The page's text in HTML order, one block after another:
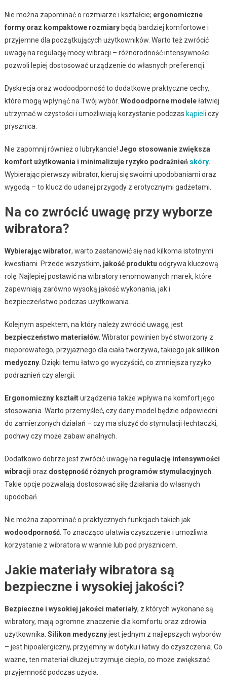
Nie można zapominać o rozmiarze i kształcie; ergonomiczne
formy oraz kompaktowe rozmiarybędą bardziej komfortowe i
przyjemne dla początkujących użytkowników. Warto też zwrócić
uwagę na regulację mocy wibracji – różnorodność intensywności
pozwoli lepiej dostosować urządzenie do własnych preferencji.
Dyskrecja oraz wodoodporność to dodatkowe praktyczne cechy,
które mogą wpłynąć na Twój wybór. Wodoodporne modelełatwiej
utrzymać w czystości i umożliwiają korzystanie podczas kąpieli czy
prysznica.
Nie zapomnij również o lubrykancie! Jego stosowanie zwiększa
komfort użytkowania i minimalizuje ryzyko podrażnień skóry.
Wybierając pierwszy wibrator, kieruj się swoimi upodobaniami oraz
wygodą – to klucz do udanej przygody z erotycznymi gadżetami.
Na co zwrócić uwagę przy wyborze
wibratora?
Wybierając wibrator, warto zastanowić się nad kilkoma istotnymi
kwestiami. Przede wszystkim, jakość produktu odgrywa kluczową
rolę. Najlepiej postawić na wibratory renomowanych marek, które
zapewniają zarówno wysoką jakość wykonania, jak i
bezpieczeństwo podczas użytkowania.
Kolejnym aspektem, na który należy zwrócić uwagę, jest
bezpieczeństwo materiałów. Wibrator powinien być stworzony z
nieporowatego, przyjaznego dla ciała tworzywa, takiego jak silikon
medyczny. Dzięki temu łatwo go wyczyścić, co zmniejsza ryzyko
podrażnień czy alergii.
Ergonomiczny kształturządzenia także wpływa na komfort jego
stosowania. Warto przemyśleć, czy dany model będzie odpowiedni
do zamierzonych działań – czy ma służyć do stymulacji łechtaczki,
pochwy czy może zabaw analnych.
Dodatkowo dobrze jest zwrócić uwagę na regulację intensywności
wibracji oraz dostępność różnych programów stymulacyjnych
Takie opcje pozwalają dostosować siłę działania do własnych
upodobań.
Nie można zapominać o praktycznych funkcjach takich jak
wodoodporność. To znacząco ułatwia czyszczenie i umożliwia
korzystanie z wibratora w wannie lub pod prysznicem.
Jakie materiały wibratora są
bezpieczne i wysokiej jakości?
Bezpieczne i wysokiej jakości materiały, z których wykonane są
wibratory, mają ogromne znaczenie dla komfortu oraz zdrowia
użytkownika. Silikon medycznyjest jednym z najlepszych wyborów
– jest hipoalergiczny, przyjemny w dotyku i łatwy do czyszczenia. Co
ważne, ten materiał dłużej utrzymuje ciepło, co może zwiększać
przyjemność podczas użycia.